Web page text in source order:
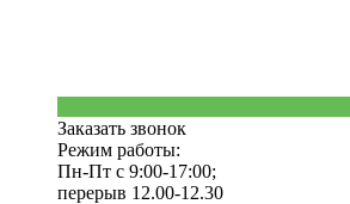
Заказать звонок
Режим работы:
Пн-Пт с 9:00-17:00;
перерыв 12.00-12.30